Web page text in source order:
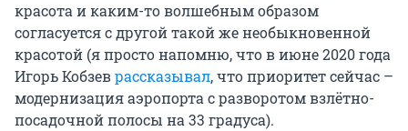
красота и каким-то волшебным образом
согласуется с другой такой же необыкновенной
красотой (я просто напомню, что в июне 2020 года
Игорь Кобзеврассказывал, что приоритет сейчас –
модернизация аэропорта с разворотом взлётно-
посадочной полосы на 33 градуса).